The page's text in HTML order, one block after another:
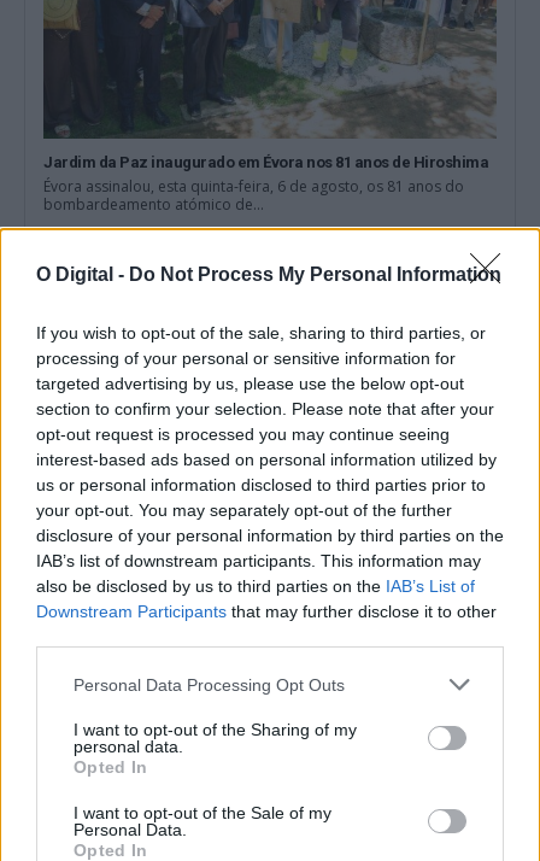
O Digital - Do Not Process My Personal Information
If you wish to opt-out of the sale, sharing to third parties, or
processing of your personal or sensitive information for
targeted advertising by us, please use the below opt-out
section to confirm your selection. Please note that after your
opt-out request is processed you may continue seeing
interest-based ads based on personal information utilized by
us or personal information disclosed to third parties prior to
your opt-out. You may separately opt-out of the further
disclosure of your personal information by third parties on the
IAB’s list of downstream participants. This information may
also be disclosed by us to third parties on the IAB’s List of
Downstream Participants that may further disclose it to other
Personal Data Processing Opt Outs
I want to opt-out of the Sharing of my
personal data.
Opted In
I want to opt-out of the Sale of my
Personal Data.
Opted In
Jardim da Paz inaugurado em Évora nos 81 anos de Hiroshima
Évora assinalou, esta quinta-feira, 6 de agosto, os 81 anos do
bombardeamento atómico de...
9 Agosto, 2026 - 10:00
Reguengos de Monsaraz: Daniela Mercury atua na ExpoReg
2026 e bilhetes já estão à venda
Os bilhetes para o concerto de Daniela Mercury na ExpoReg 2026,
em Reguengos de...